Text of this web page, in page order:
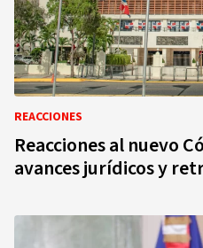
REACCIONES
Reacciones al nuevo
avances jurídicos y